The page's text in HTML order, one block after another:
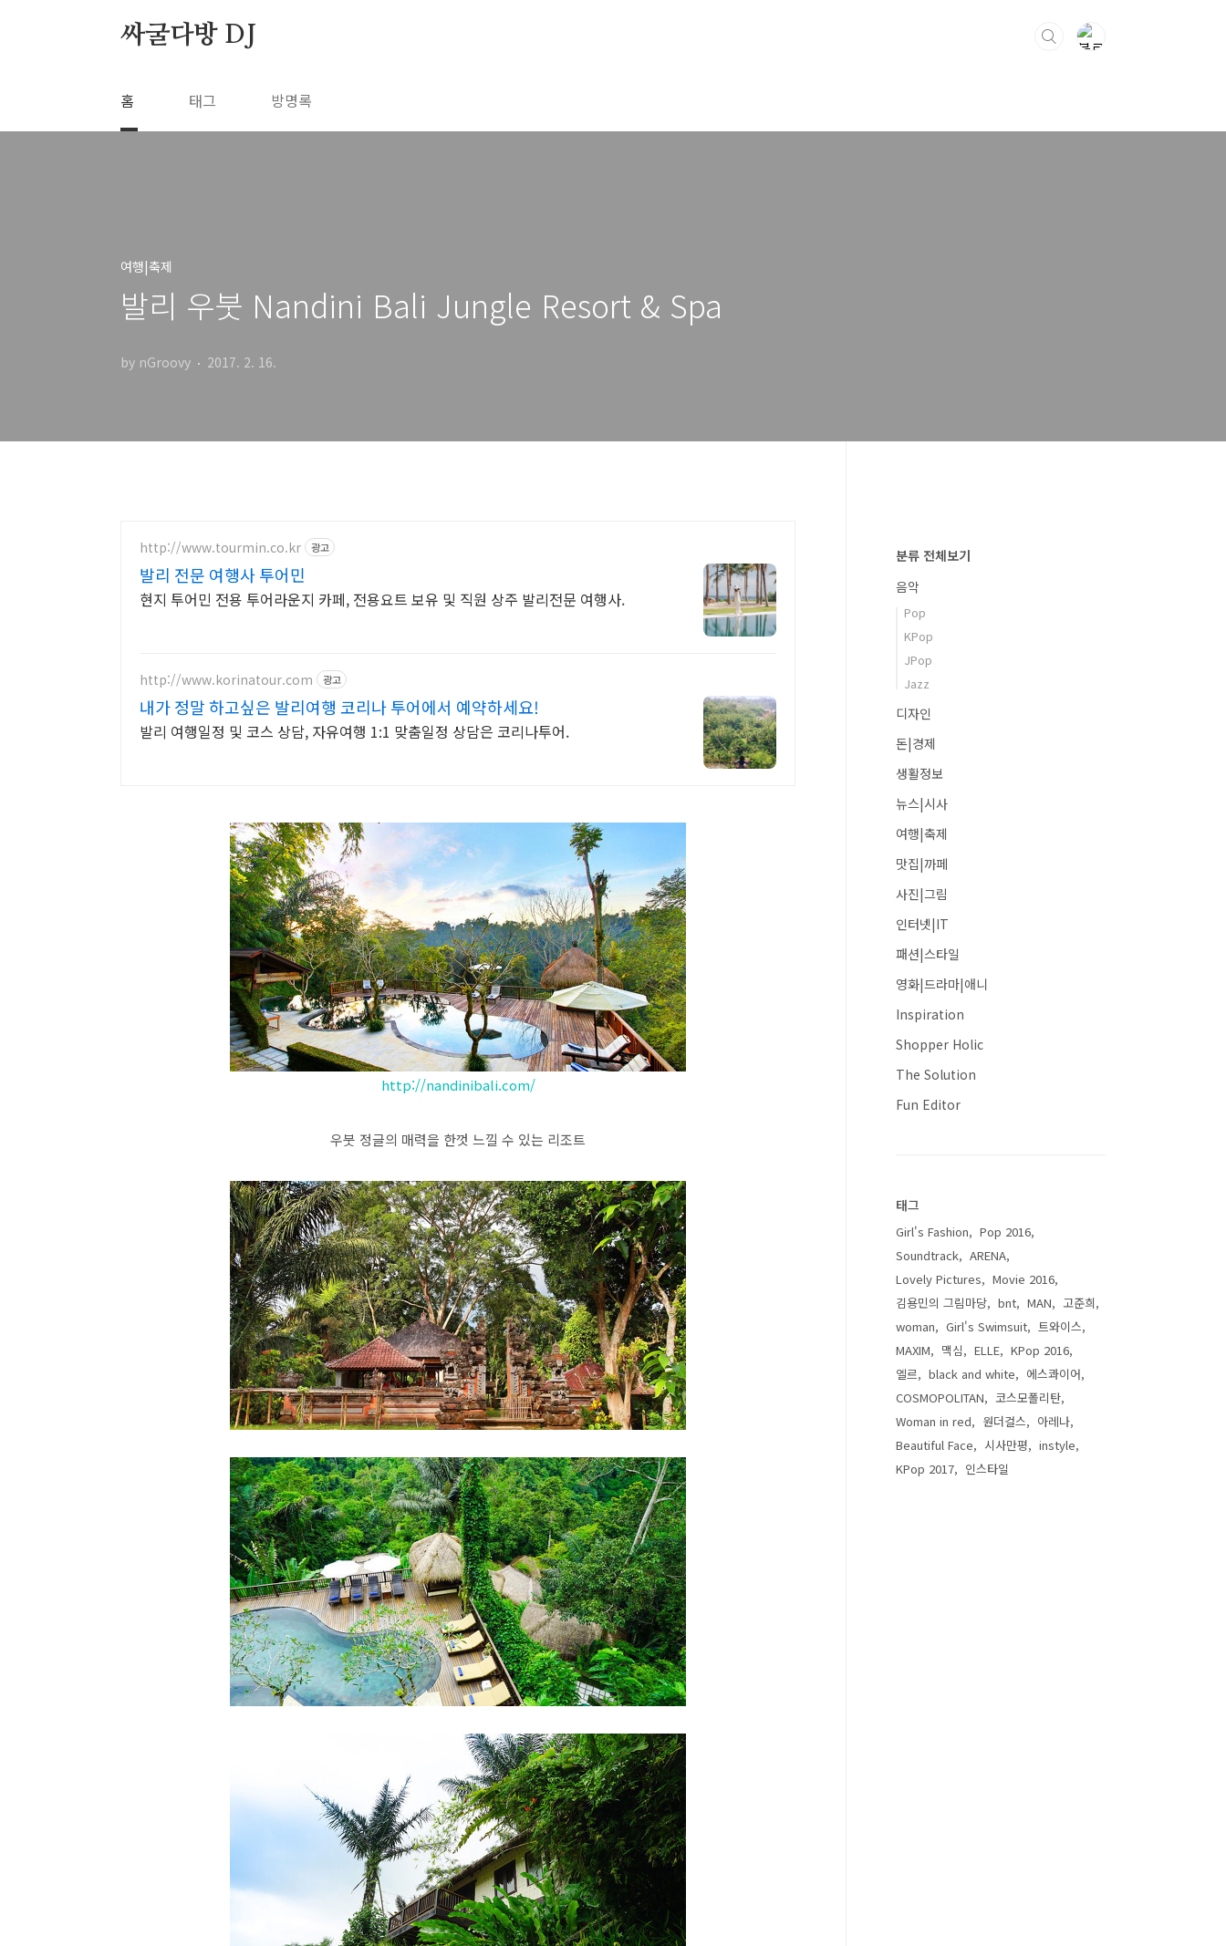
싸굴다방 DJ
홈 태그 방명록
여행|축제
발리 우붓 Nandini Bali Jungle Resort & Spa
by nGroovy 2017. 2. 16.
http://www.tourmin.co.kr 광고
발리 전문 여행사 투어민
현지 투어민 전용 투어라운지 카페, 전용요트 보유 및 직원 상주 발리전문 여행사.
http://www.korinatour.com 광고
내가 정말 하고싶은 발리여행 코리나 투어에서 예약하세요!
발리 여행일정 및 코스 상담, 자유여행 1:1 맞춤일정 상담은 코리나투어.
http://nandinibali.com/
우붓 정글의 매력을 한껏 느낄 수 있는 리조트
분류 전체보기
음악
Pop
KPop
JPop
Jazz
디자인
돈|경제
생활정보
뉴스|시사
여행|축제
맛집|까페
사진|그림
인터넷|IT
패션|스타일
영화|드라마|애니
Inspiration
Shopper Holic
The Solution
Fun Editor
태그
Girl's Fashion
Pop 2016
Soundtrack
ARENA
Lovely Pictures
Movie 2016
김용민의 그림마당
bnt MAN
고준희
woman
Girl's Swimsuit
트와이스
MAXIM
맥심 ELLE
KPop 2016
엘르
black and white
에스콰이어
COSMOPOLITAN
코스모폴리탄
Woman in red
원더걸스
아레나
Beautiful Face
시사만평
instyle
KPop 2017
인스타일